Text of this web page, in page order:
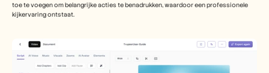
toe te voegen om belangrijke acties te benadrukken, waardoor een professionele
kijkervaring ontstaat.